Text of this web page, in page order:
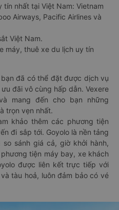
tín nhất tại Việt Nam: Vietnam
Airways, Pacific Airlines và
Việt Nam.
máy, thuê xe du lịch uy tín
đã có thể đặt được dịch vụ
đãi vô cùng hấp dẫn. Vexere
mang đến cho bạn những
trọn vẹn nhất.
khảo thêm các phương tiện
đi sắp tới. Goyolo là nền tảng
sánh giá cả, giờ khởi hành,
tiện máy bay, xe khách
được liên kết trực tiếp với
tàu hoả, luôn đảm bảo có vé